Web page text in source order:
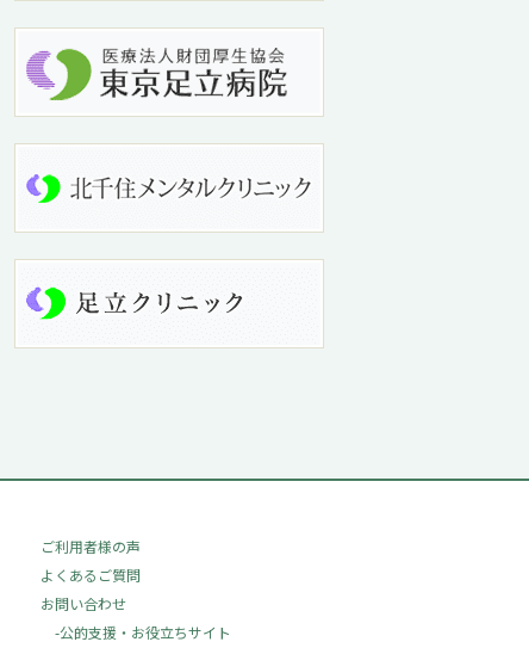
ご利用者様の声
よくあるご質問
お問い合わせ
-公的支援・お役立ちサイト